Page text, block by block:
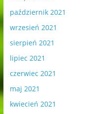
październik 2021
wrzesień 2021
sierpień 2021
lipiec 2021
czerwiec 2021
maj 2021
kwiecień 2021